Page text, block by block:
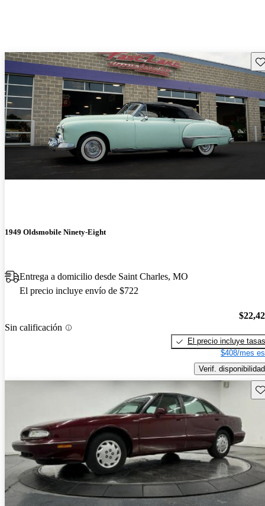
1949 Oldsmobile Ninety-Eight
Entrega a domicilio desde Saint Charles, MO
El precio incluye envío de $722
Sin calificación
El precio incluye tasas
$408/mes
Verif. disponibilidad